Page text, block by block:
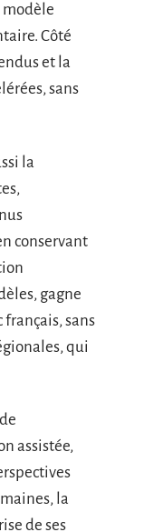
modèle
Côté
et la
sans
la
conservant
gagne
français, sans
qui
assistée,
la
de ses